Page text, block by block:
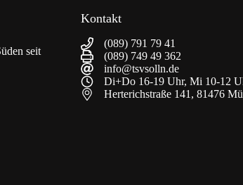
seit
Kontakt
(089) 791 79 41
(089) 749 49 362
info@tsvsolln.de
Di+Do 16-19 Uhr, Mi 10-12
Herterichstraße 141, 81476